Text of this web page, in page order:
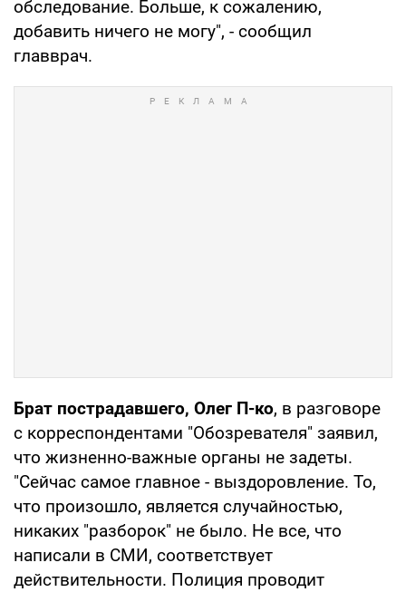
обследование. Больше, к сожалению,
добавить ничего не могу", - сообщил
главврач.
Брат пострадавшего, Олег П-ко, в разговоре
с корреспондентами "Обозревателя" заявил,
что жизненно-важные органы не задеты.
"Сейчас самое главное - выздоровление. То,
что произошло, является случайностью,
никаких "разборок" не было. Не все, что
написали в СМИ, соответствует
действительности. Полиция проводит